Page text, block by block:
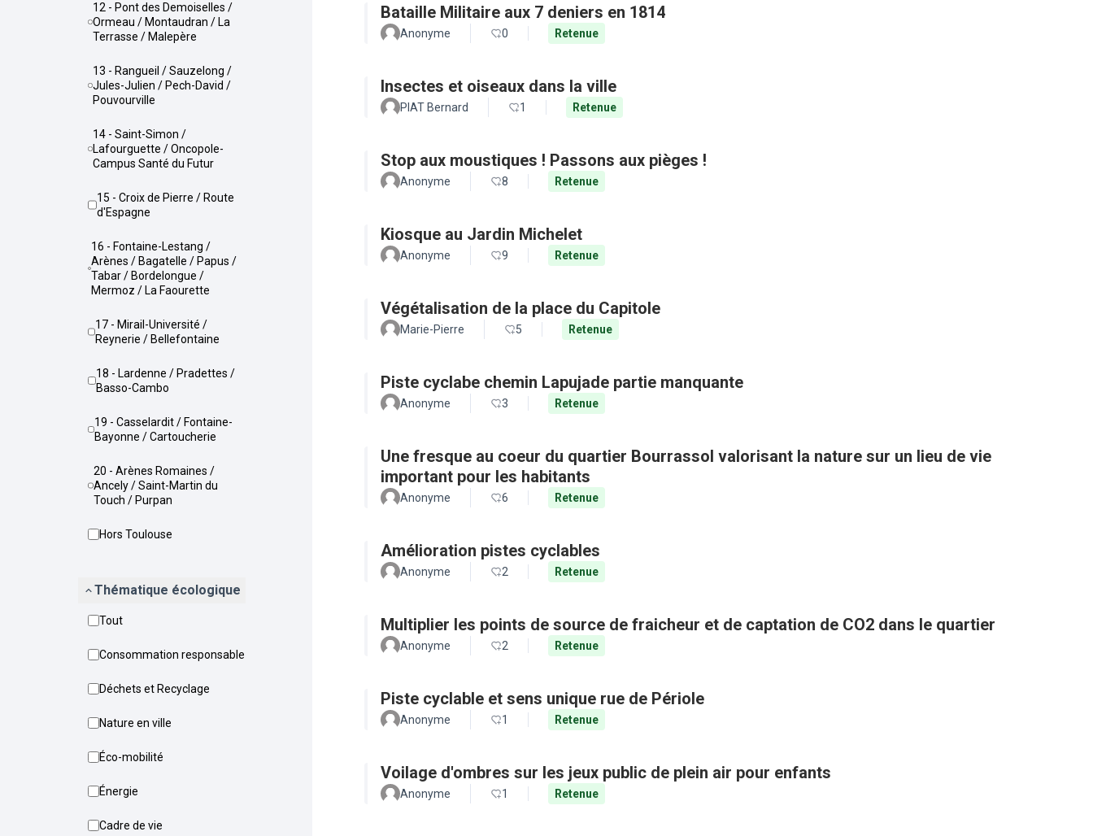
12 - Pont des Demoiselles /
Ormeau / Montaudran / La
Terrasse / Malepère
13 - Rangueil / Sauzelong /
Jules-Julien / Pech-David /
Pouvourville
14 - Saint-Simon /
Lafourguette / Oncopole-
Campus Santé du Futur
15 - Croix de Pierre / Route
d'Espagne
16 - Fontaine-Lestang /
Arènes / Bagatelle / Papus /
Tabar / Bordelongue /
Mermoz / La Faourette
17 - Mirail-Université /
Reynerie / Bellefontaine
18 - Lardenne / Pradettes /
Basso-Cambo
19 - Casselardit / Fontaine-
Bayonne / Cartoucherie
20 - Arènes Romaines /
Ancely / Saint-Martin du
Touch / Purpan
Hors Toulouse
Thématique écologique
Tout
Consommation responsable
Déchets et Recyclage
Nature en ville
Éco-mobilité
Énergie
Cadre de vie
Bataille Militaire aux 7 deniers en 1814
Anonyme 0 Retenue
Insectes et oiseaux dans la ville
PIAT Bernard 1 Retenue
Stop aux moustiques ! Passons aux pièges !
Anonyme 8 Retenue
Kiosque au Jardin Michelet
Anonyme 9 Retenue
Végétalisation de la place du Capitole
Marie-Pierre 5 Retenue
Piste cyclabe chemin Lapujade partie manquante
Anonyme 3 Retenue
Une fresque au coeur du quartier Bourrassol valorisant la nature sur un lieu de vie
important pour les habitants
Anonyme 6 Retenue
Amélioration pistes cyclables
Anonyme 2 Retenue
Multiplier les points de source de fraicheur et de captation de CO2 dans le quartier
Anonyme 2 Retenue
Piste cyclable et sens unique rue de Périole
Anonyme 1 Retenue
Voilage d'ombres sur les jeux public de plein air pour enfants
Anonyme 1 Retenue